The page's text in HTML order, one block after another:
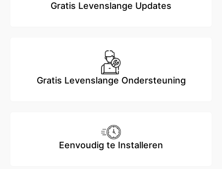
Gratis Levenslange Updates
Gratis Levenslange Ondersteuning
Eenvoudig te Installeren